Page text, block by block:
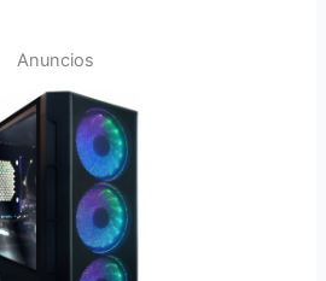
Anuncios